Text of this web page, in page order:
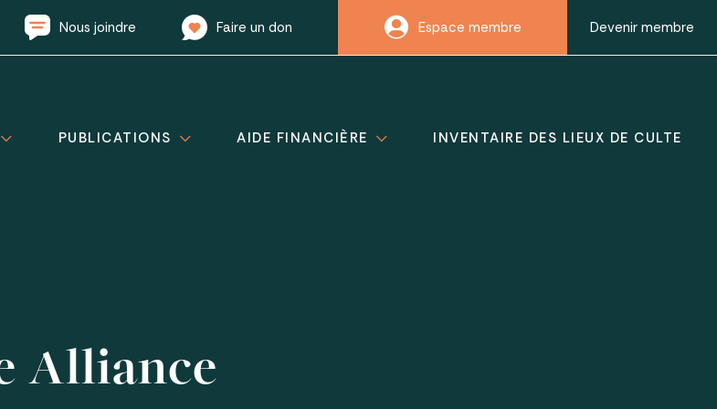
Nous joindre Faire un don Espace membre Devenir membre
PUBLICATIONS AIDE FINANCIÈRE INVENTAIRE DES LIEUX DE CULTE
Alliance